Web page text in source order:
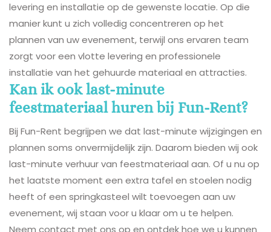
levering en installatie op de gewenste locatie. Op die
manier kunt u zich volledig concentreren op het
plannen van uw evenement, terwijl ons ervaren team
zorgt voor een vlotte levering en professionele
installatie van het gehuurde materiaal en attracties.
Kan ik ook last-minute
feestmateriaal huren bij Fun-Rent?
Bij Fun-Rent begrijpen we dat last-minute wijzigingen en
plannen soms onvermijdelijk zijn. Daarom bieden wij ook
last-minute verhuur van feestmateriaal aan. Of u nu op
het laatste moment een extra tafel en stoelen nodig
heeft of een springkasteel wilt toevoegen aan uw
evenement, wij staan voor u klaar om u te helpen.